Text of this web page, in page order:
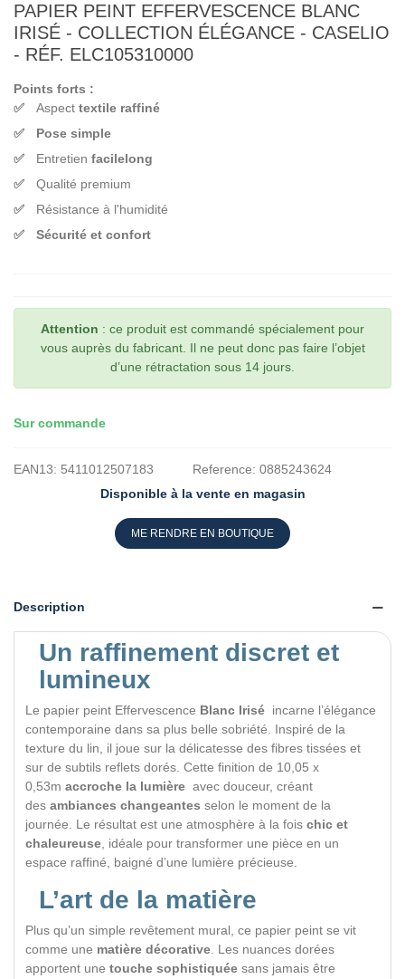
PAPIER PEINT EFFERVESCENCE BLANC
IRISÉ - COLLECTION ÉLÉGANCE - CASELIO
- RÉF. ELC105310000
Points forts :
Aspect textile raffiné
Pose simple
Entretien facilelong
Qualité premium
Résistance à l'humidité
Sécurité et confort
Attention : ce produit est commandé spécialement pour
vous auprès du fabricant. Il ne peut donc pas faire l’objet
d’une rétractation sous 14 jours.
Sur commande
EAN13: 5411012507183 Reference: 0885243624
Disponible à la vente en magasin
ME RENDRE EN BOUTIQUE
Description
Un raffinement discret et
lumineux
Le papier peint Effervescence Blanc Irisé incarne l’élégance
contemporaine dans sa plus belle sobriété. Inspiré de la
texture du lin, il joue sur la délicatesse des fibres tissées et
sur de subtils reflets dorés. Cette finition de 10,05 x
0,53m accroche la lumière avec douceur, créant
des ambiances changeantes selon le moment de la
journée. Le résultat est une atmosphère à la fois chic et
chaleureuse, idéale pour transformer une pièce en un
espace raffiné, baigné d’une lumière précieuse.
L’art de la matière
Plus qu’un simple revêtement mural, ce papier peint se vit
comme une matière décorative. Les nuances dorées
apportent une touche sophistiquée sans jamais être